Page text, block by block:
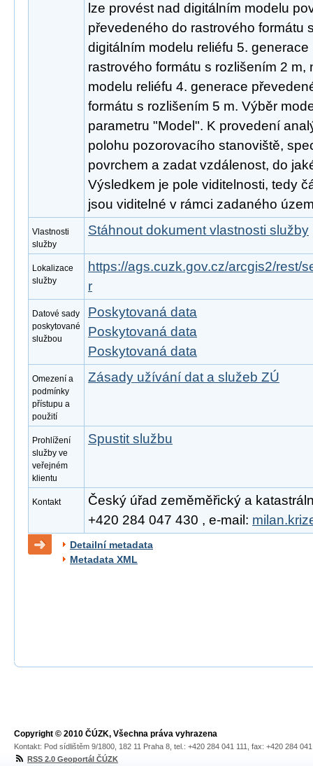
lze provést nad digitálním modelu
převedeného do rastrového formátu
digitálním modelu reliéfu 5.
rastrového formátu s rozlišením 2 m,
modelu reliéfu 4. generace
formátu s rozlišením 5 m. Výběr
parametru "Model". K provedení
polohu pozorovacího stanoviště,
povrchem a zadat vzdálenost, do
Výsledkem je pole viditelnosti, tedy
jsou viditelné v rámci zadaného
Vlastnosti
služby
Stáhnout dokument vlastnosti služby
Lokalizace
služby
https://ags.cuzk.gov.cz/arcgis2/rest/
r
Datové sady
poskytované
službou
Poskytovaná data
Poskytovaná data
Poskytovaná data
Omezení a
podmínky
přístupu a
použití
Zásady užívání dat a služeb ZÚ
Prohlížení
služby ve
veřejném
klientu
Spustit službu
Kontakt
Český úřad zeměměřický a
+420 284 047 430 , e-mail:
Detailní metadata
Metadata XML
Copyright © 2010 ČÚZK, Všechna práva vyhrazena
Kontakt: Pod sídlištěm 9/1800, 182 11 Praha 8, tel.: +420 284 041 111, fax: +420 284
RSS 2.0 Geoportál ČÚZK